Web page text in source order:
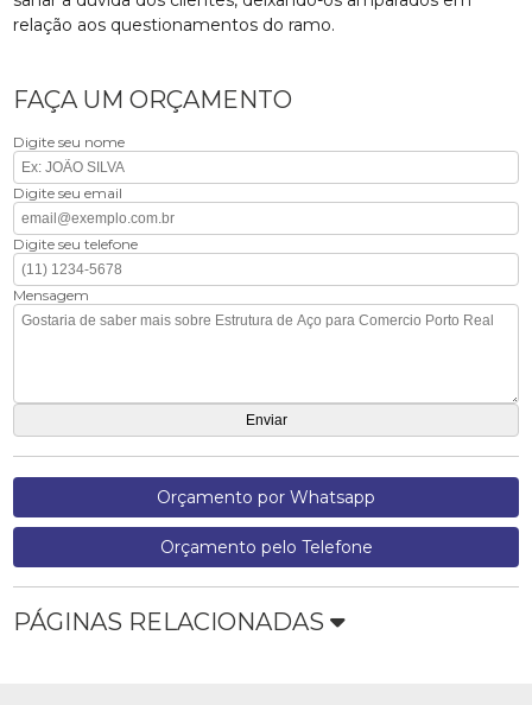
relação aos questionamentos do ramo.
FAÇA UM ORÇAMENTO
Digite seu nome
Digite seu email
Digite seu telefone
Mensagem
Orçamento por Whatsapp
Orçamento pelo Telefone
PÁGINAS RELACIONADAS